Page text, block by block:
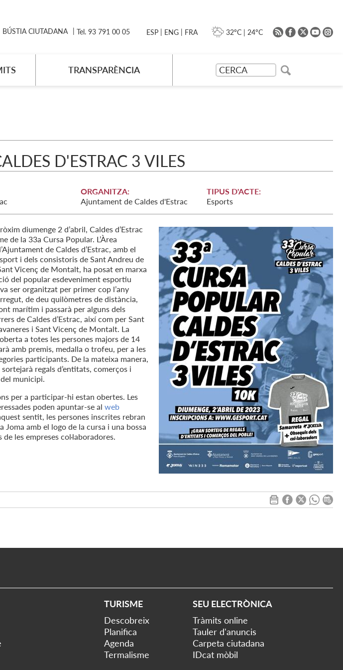
TRANSPARÈNCIA
BÚSTIA CIUTADANA Tel. 93 791 00 05 ESP | ENG | FRA 32ºC | 24ºC
D'ESTRAC 3 VILES
ORGANITZA:
Ajuntament de Caldes d'Estrac
TIPUS D'ACTE:
Esports
diumenge 2 d’abril, Caldes d’Estrac
de la 33a Cursa Popular. L’Àrea
de Caldes d’Estrac, amb el
i dels consistoris de Sant Andreu de
Vicenç de Montalt, ha posat en marxa
del popular esdeveniment esportiu
ser organitzat per primer cop l’any
de deu quilòmetres de distància,
marítim i passarà per alguns dels
de Caldes d’Estrac, així com per Sant
i Sant Vicenç de Montalt. La
a totes les persones majors de 14
amb premis, medalla o trofeu, per a les
participants. De la mateixa manera,
sortejarà regals d’entitats, comerços i
municipi.
per a participar-hi estan obertes. Les
poden apuntar-se alweb
sentit, les persones inscrites rebran
Joma amb el logo de la cursa i una bossa
de les empreses col·laboradores.
TURISME
Descobreix
Planifica
Agenda
Termalisme
SEU ELECTRÒNICA
Tràmits online
Tauler d'anuncis
Carpeta ciutadana
IDcat mòbil